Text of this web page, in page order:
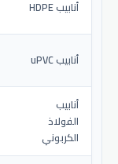
أنابيب HDPE
أنابيب uPVC
أنابيب
الفولاذ
الكربوني